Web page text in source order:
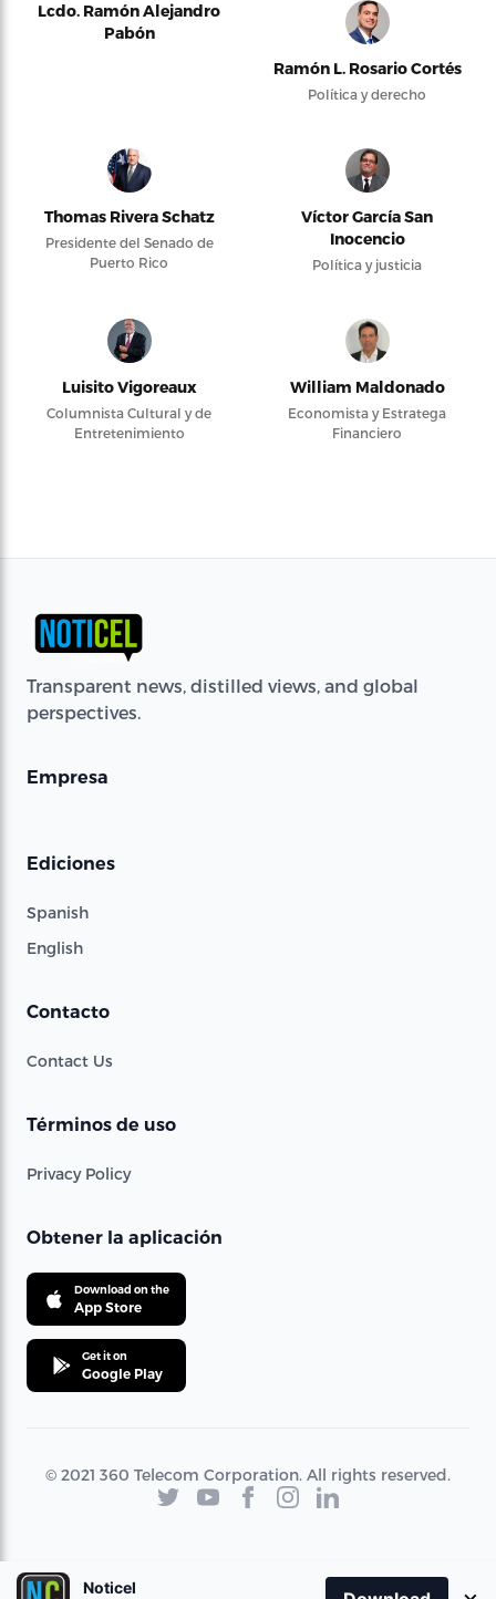
Lcdo. Ramón Alejandro
Pabón
Ramón L. Rosario Cortés
Política y derecho
Thomas Rivera Schatz
Presidente del Senado de
Puerto Rico
Víctor García San
Inocencio
Política y justicia
Luisito Vigoreaux
Columnista Cultural y de
Entretenimiento
William Maldonado
Economista y Estratega
Financiero
Transparent news, distilled views, and global
perspectives.
Empresa
Ediciones
Spanish
English
Contacto
Contact Us
Términos de uso
Privacy Policy
Obtener la aplicación
Download on the
App Store
Get it on
Google Play
© 2021 360 Telecom Corporation. All rights reserved.
Noticel